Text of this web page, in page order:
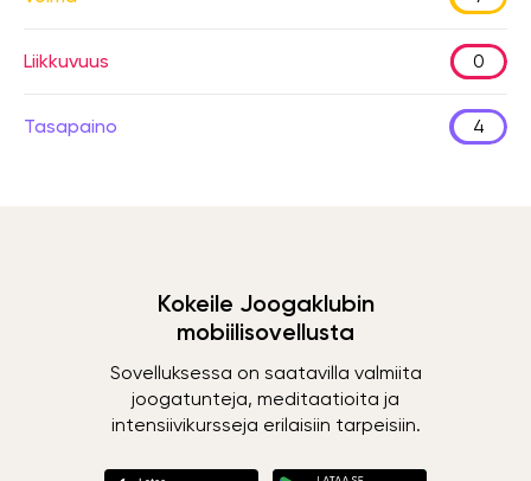
Liikkuvuus 0
Tasapaino 4
Kokeile Joogaklubin
mobiilisovellusta
Sovelluksessa on saatavilla valmiita
joogatunteja, meditaatioita ja
intensiivikursseja erilaisiin tarpeisiin.